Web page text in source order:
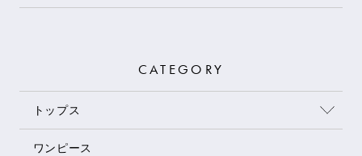
CATEGORY
トップス
ワンピース